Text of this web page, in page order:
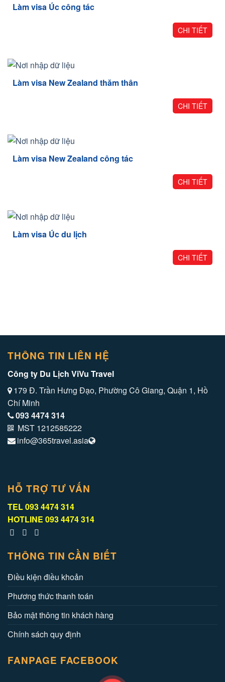
Làm visa Úc công tác
CHI TIẾT
Làm visa New Zealand thăm thân
CHI TIẾT
Làm visa New Zealand công tác
CHI TIẾT
Làm visa Úc du lịch
CHI TIẾT
THÔNG TIN LIÊN HỆ
Công ty Du Lịch ViVu Travel
179 Đ. Trần Hưng Đạo, Phường Cô Giang, Quận 1, Hồ
Chí Minh
093 4474 314
MST 1212585222
info@365travel.asia
HỖ TRỢ TƯ VẤN
TEL093 4474 314
HOTLINE 093 4474 314
THÔNG TIN CẦN BIẾT
Điều kiện điều khoản
Phương thức thanh toán
Bảo mật thông tin khách hàng
Chính sách quy định
FANPAGE FACEBOOK